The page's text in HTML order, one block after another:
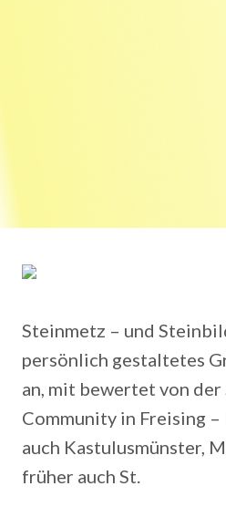
Steinmetz – und
persönlich gestaltetes
an, mit bewertet von
Community in Freising –
auch Kastulusmünster,
früher auch St.